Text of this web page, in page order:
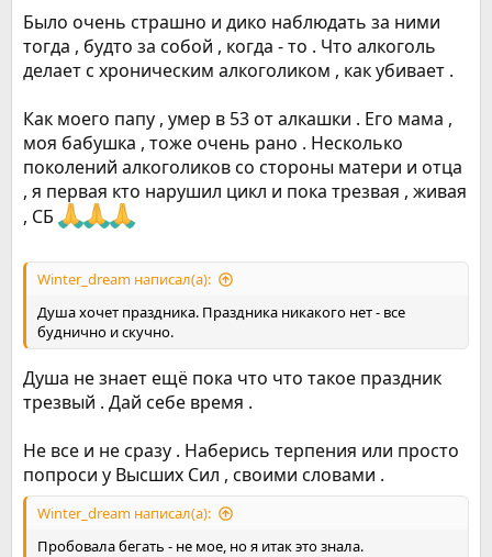
Было очень страшно и дико наблюдать за ними
тогда , будто за собой , когда - то . Что алкоголь
делает с хроническим алкоголиком , как убивает .
Как моего папу , умер в 53 от алкашки . Его мама ,
моя бабушка , тоже очень рано . Несколько
поколений алкоголиков со стороны матери и отца
, я первая кто нарушил цикл и пока трезвая , живая
, СБ
Winter_dream написал(а):
Душа хочет праздника. Праздника никакого нет - все
буднично и скучно.
Душа не знает ещё пока что что такое праздник
трезвый . Дай себе время .
Не все и не сразу . Наберись терпения или просто
попроси у Высших Сил , своими словами .
Winter_dream написал(а):
Пробовала бегать - не мое, но я итак это знала.